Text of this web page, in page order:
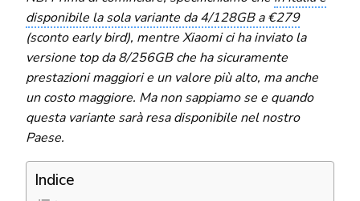
disponibile la sola variante da 4/128GB a €279
(sconto early bird), mentre Xiaomi ci ha inviato la
versione top da 8/256GB che ha sicuramente
prestazioni maggiori e un valore più alto, ma anche
un costo maggiore. Ma non sappiamo se e quando
questa variante sarà resa disponibile nel nostro
Paese.
Indice